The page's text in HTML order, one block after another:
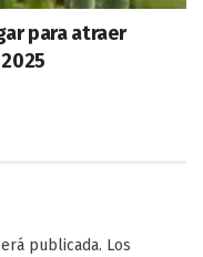
para atraer
publicada. Los